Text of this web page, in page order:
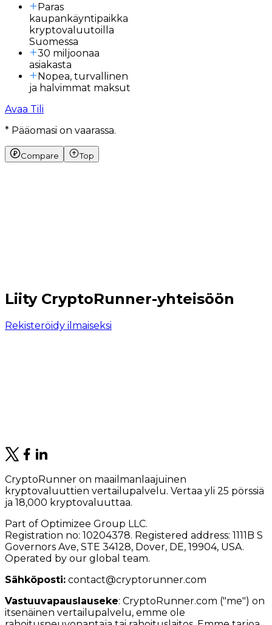
Paras
kaupankäyntipaikka
kryptovaluutoilla
Suomessa
30 miljoonaa
asiakasta
Nopea, turvallinen
ja halvimmat maksut
Avaa Tili
* Pääomasi on vaarassa.
Compare Top
Liity CryptoRunner-yhteisöön
Rekisteröidy ilmaiseksi
CryptoRunner on maailmanlaajuinen
kryptovaluuttien vertailupalvelu. Vertaa yli 25 pörssiä
ja 18,000 kryptovaluuttaa.
Part of Optimizee Group LLC.
Registration no: 10204378. Registered address: 1111B S
Governors Ave, STE 34128, Dover, DE, 19904, USA.
Operated by our global team.
Sähköposti: contact@cryptorunner.com
Vastuuvapauslauseke: CryptoRunner.com ("me") on
itsenäinen vertailupalvelu, emme ole